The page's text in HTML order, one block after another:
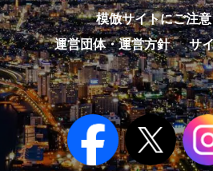
模倣サイトにご注
運営団体・運営方針
サ